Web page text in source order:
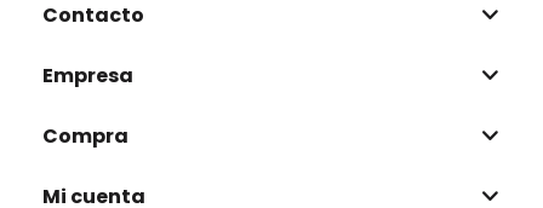
Contacto
Empresa
Compra
Mi cuenta